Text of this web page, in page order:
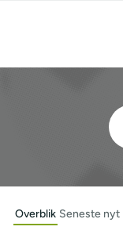
Overblik Seneste nyt